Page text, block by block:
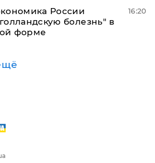
России
болезнь" в
форме
16:20